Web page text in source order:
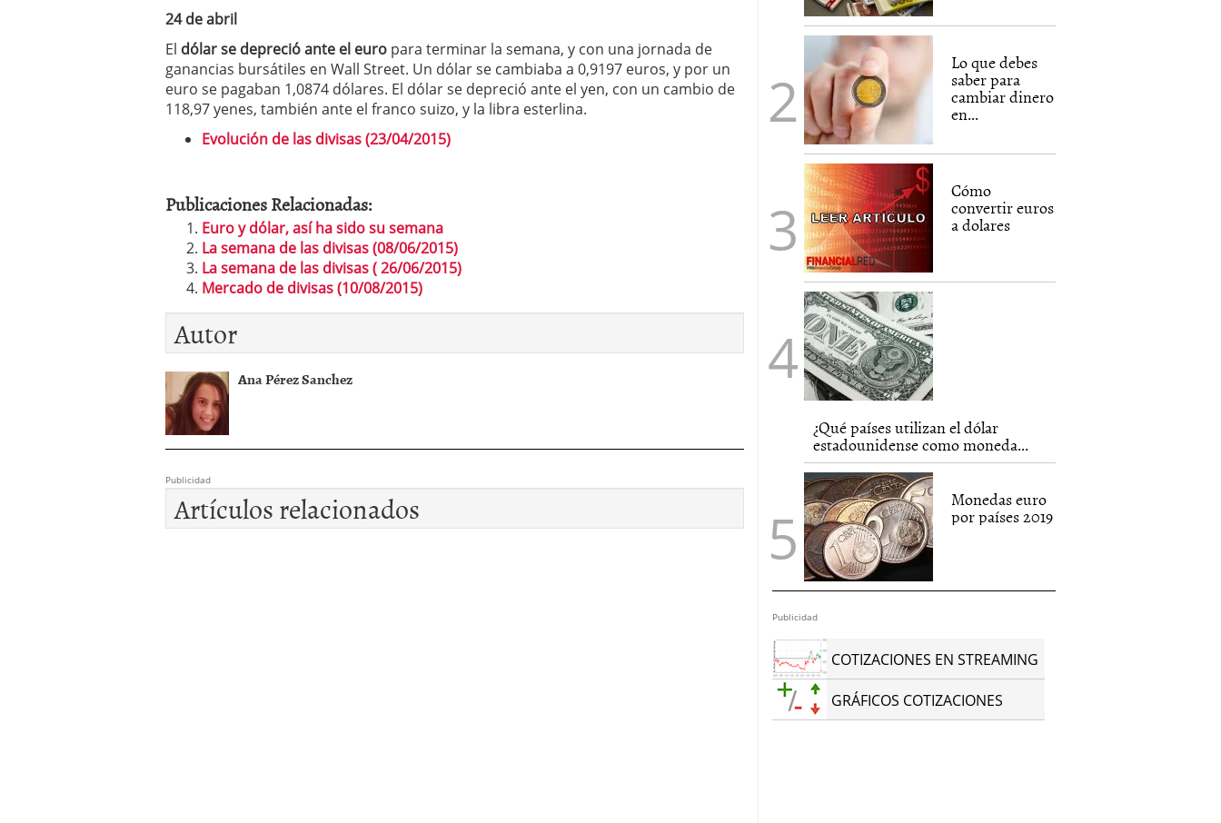
24 de abril
El dólar se depreció ante el euro para terminar la semana, y con una jornada de
ganancias bursátiles en Wall Street. Un dólar se cambiaba a 0,9197 euros, y por un
euro se pagaban 1,0874 dólares. El dólar se depreció ante el yen, con un cambio de
118,97 yenes, también ante el franco suizo, y la libra esterlina.
Evolución de las divisas (23/04/2015)
Publicaciones Relacionadas:
Euro y dólar, así ha sido su semana
La semana de las divisas (08/06/2015)
La semana de las divisas ( 26/06/2015)
Mercado de divisas (10/08/2015)
Autor
Ana Pérez Sanchez
Publicidad
Artículos relacionados
Lo que debes
saber para
cambiar dinero
en...
Cómo
convertir euros
a dolares
¿Qué países utilizan el dólar
estadounidense como moneda...
Monedas euro
por países 2019
Publicidad
COTIZACIONES EN STREAMING
GRÁFICOS COTIZACIONES